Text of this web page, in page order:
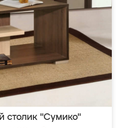
столик "Сумико"